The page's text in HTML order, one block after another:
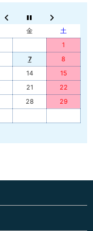
金
土
1
7
8
14
15
21
22
28
29